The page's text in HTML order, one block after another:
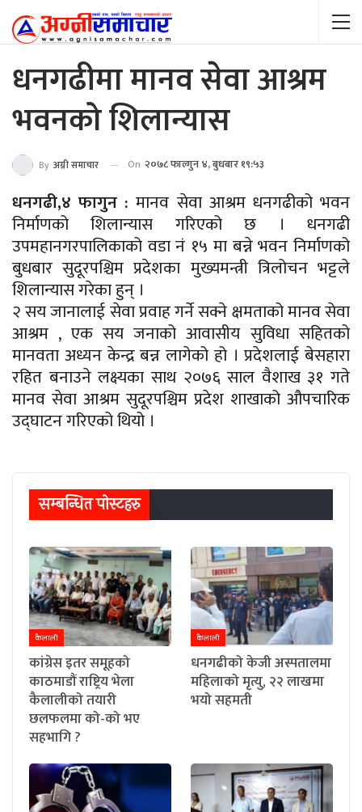
धनगढीमा मानव सेवा आश्रम
भवनको शिलान्यास
By अग्नी समाचार On २०७८ फाल्गुन ४, बुधबार १९:५३
धनगढी,४ फागुन : मानव सेवा आश्रम धनगढीको भवन
निर्माणको शिलान्यास गरिएको छ । धनगढी
उपमहानगरपालिकाको वडा नं १५ मा बन्ने भवन निर्माणको
बुधबार सुदूरपश्चिम प्रदेशका मुख्यमन्त्री त्रिलोचन भट्टले
शिलान्यास गरेका हुन् ।
२ सय जानालाई सेवा प्रवाह गर्ने सक्ने क्षमताको मानव सेवा
आश्रम , एक सय जनाको आवासीय सुविधा सहितको
मानवता अध्यन केन्द्र बन्न लागेको हो । प्रदेशलाई बेसहारा
रहित बनाउने लक्ष्यका साथ २०७६ साल वैशाख ३१ गते
मानव सेवा आश्रम सुदूरपश्चिम प्रदेश शाखाको औपचारिक
उद्घाटन गरिएको थियो ।
सम्बन्धित पाेस्टहरु
कैलाली
कांग्रेस इतर समूहको
काठमाडौं राष्ट्रिय भेला
कैलालीको तयारी
छलफलमा को-को भए
सहभागि ?
कैलाली
धनगढीको केजी अस्पतालमा
महिलाको मृत्यु, २२ लाखमा
भयो सहमती